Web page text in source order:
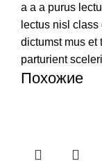
a a a purus
lectus nisl
dictumst mus et
parturient
Похожие